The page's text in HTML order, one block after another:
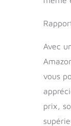
Avec
vous
prix,